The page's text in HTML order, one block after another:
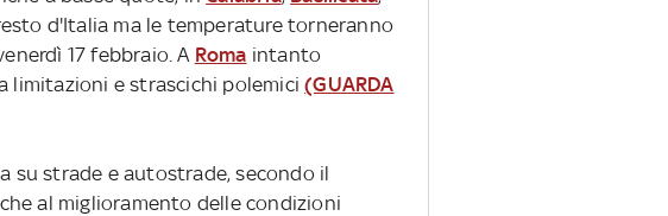
d'Italia ma le temperature torneranno
17 febbraio. A Roma intanto
limitazioni e strascichi polemici(GUARDA
su strade e autostrade, secondo il
al miglioramento delle condizioni